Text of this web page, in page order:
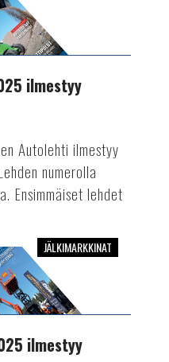
ilmestyy
Autolehti ilmestyy
numerolla
Ensimmäiset lehdet
JÄLKIMARKKINAT
ilmestyy